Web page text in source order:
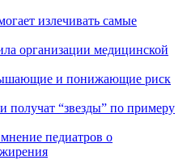
излечивать самые
организации медицинской
и понижающие риск
получат “звезды” по примеру
педиатров о